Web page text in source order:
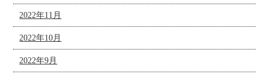
2022年11月
2022年10月
2022年9月